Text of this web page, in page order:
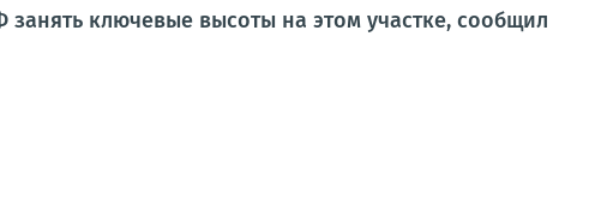
ключевые высоты на этом участке, сообщил